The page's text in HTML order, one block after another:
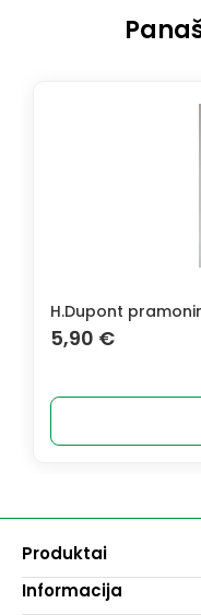
H.Dupont
5,90 €
Produktai
Dažai
Informacija